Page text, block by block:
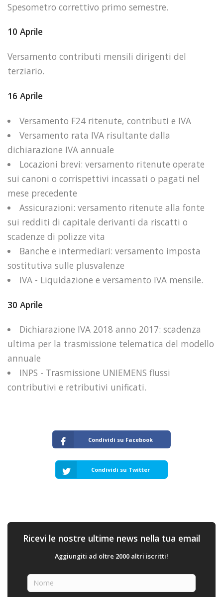
Spesometro correttivo primo semestre.
10 Aprile
Versamento contributi mensili dirigenti del
terziario.
16 Aprile
Versamento F24 ritenute, contributi e IVA
Versamento rata IVA risultante dalla
dichiarazione IVA annuale
Locazioni brevi: versamento ritenute operate
sui canoni o corrispettivi incassati o pagati nel
mese precedente
Assicurazioni: versamento ritenute alla fonte
sui redditi di capitale derivanti da riscatti o
scadenze di polizze vita
Banche e intermediari: versamento imposta
sostitutiva sulle plusvalenze
IVA - Liquidazione e versamento IVA mensile.
30 Aprile
Dichiarazione IVA 2018 anno 2017: scadenza
ultima per la trasmissione telematica del modello
annuale
INPS - Trasmissione UNIEMENS flussi
contributivi e retributivi unificati.
Condividi su Facebook
Condividi su Twitter
Ricevi le nostre ultime news nella tua email
Aggiungiti ad oltre 2000 altri iscritti!